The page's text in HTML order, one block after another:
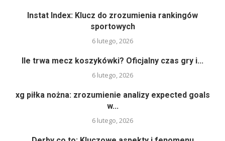
Instat Index: Klucz do zrozumienia rankingów
sportowych
6 lutego, 2026
Ile trwa mecz koszykówki? Oficjalny czas gry i...
6 lutego, 2026
xg piłka nożna: zrozumienie analizy expected goals
w...
6 lutego, 2026